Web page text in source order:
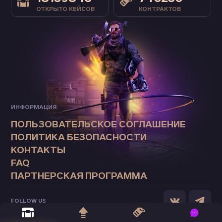
ИНФОРМАЦИЯ
ПОЛЬЗОВАТЕЛЬСКОЕ СОГЛАШЕНИЕ
ПОЛИТИКА БЕЗОПАСНОСТИ
КОНТАКТЫ
FAQ
ПАРТНЕРСКАЯ ПРОГРАММА
ОТКРЫТО КЕЙСОВ КОНТРАКТОВ
FOLLOW US